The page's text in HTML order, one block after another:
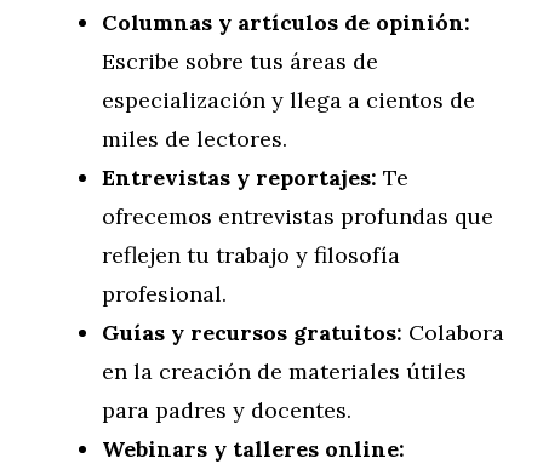
Columnas y artículos de opinión:
Escribe sobre tus áreas de
especialización y llega a cientos de
miles de lectores.
Entrevistas y reportajes: Te
ofrecemos entrevistas profundas que
reflejen tu trabajo y filosofía
profesional.
Guías y recursos gratuitos: Colabora
en la creación de materiales útiles
para padres y docentes.
Webinars y talleres online: